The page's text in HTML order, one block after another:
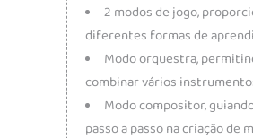
2 modos de jogo,
diferentes formas de
Modo orquestra,
combinar vários
Modo compositor,
passo a passo na criação de